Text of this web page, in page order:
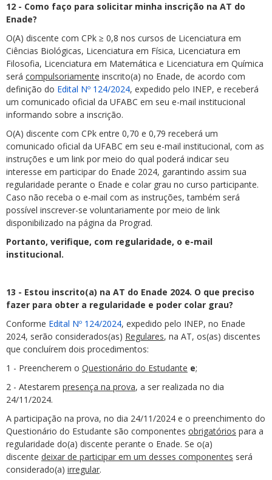
12 - Como faço para solicitar minha inscrição na AT do
Enade?
O(A) discente com CPk ≥ 0,8 nos cursos de Licenciatura em
Ciências Biológicas, Licenciatura em Física, Licenciatura em
Filosofia, Licenciatura em Matemática e Licenciatura em Química
será compulsoriamente inscrito(a) no Enade, de acordo com
definição do Edital Nº 124/2024, expedido pelo INEP, e receberá
um comunicado oficial da UFABC em seu e-mail institucional
informando sobre a inscrição.
O(A) discente com CPk entre 0,70 e 0,79 receberá um
comunicado oficial da UFABC em seu e-mail institucional, com as
instruções e um link por meio do qual poderá indicar seu
interesse em participar do Enade 2024, garantindo assim sua
regularidade perante o Enade e colar grau no curso participante.
Caso não receba o e-mail com as instruções, também será
possível inscrever-se voluntariamente por meio de link
disponibilizado na página da Prograd.
Portanto, verifique, com regularidade, o e-mail
institucional.
13 - Estou inscrito(a) na AT do Enade 2024. O que preciso
fazer para obter a regularidade e poder colar grau?
Conforme Edital Nº 124/2024, expedido pelo INEP, no Enade
2024, serão considerados(as) Regulares, na AT, os(as) discentes
que concluírem dois procedimentos:
1 - Preencherem o Questionário do Estudante e;
2 - Atestarem presença na prova, a ser realizada no dia
24/11/2024.
A participação na prova, no dia 24/11/2024 e o preenchimento do
Questionário do Estudante são componentes obrigatórios para a
regularidade do(a) discente perante o Enade. Se o(a)
discente deixar de participar em um desses componentes será
considerado(a) irregular.